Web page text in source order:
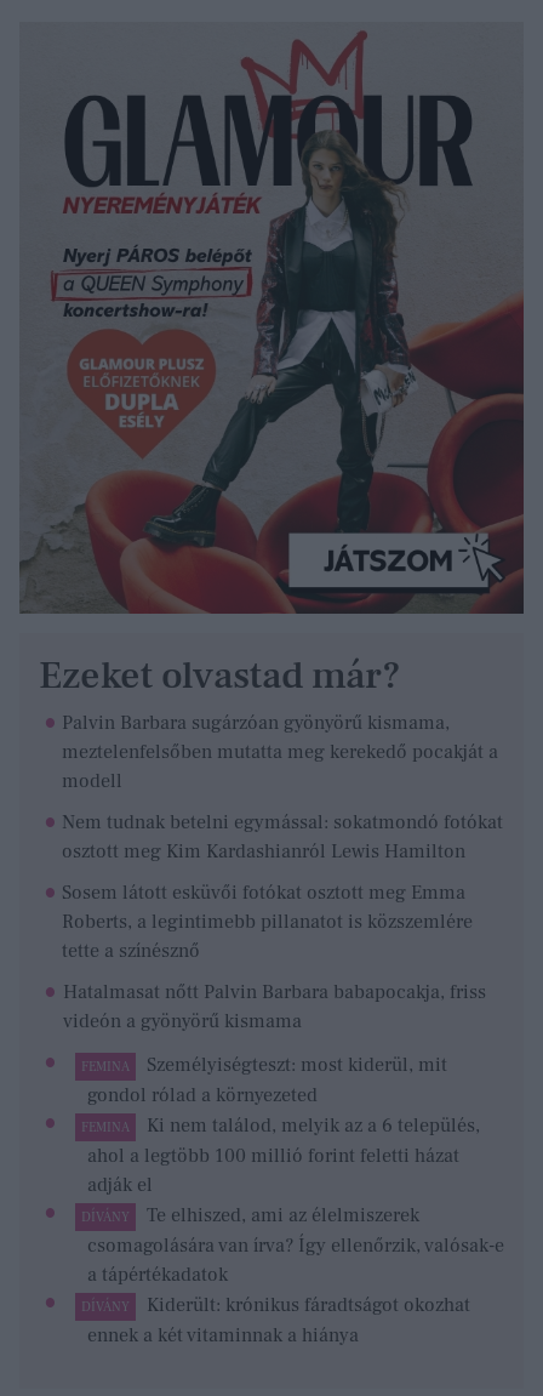
Ezeket olvastad már?
Palvin Barbara sugárzóan gyönyörű kismama,
meztelenfelsőben mutatta meg kerekedő pocakját a
modell
Nem tudnak betelni egymással: sokatmondó fotókat
osztott meg Kim Kardashianról Lewis Hamilton
Sosem látott esküvői fotókat osztott meg Emma
Roberts, a legintimebb pillanatot is közszemlére
tette a színésznő
Hatalmasat nőtt Palvin Barbara babapocakja, friss
videón a gyönyörű kismama
FEMINA
Személyiségteszt: most kiderül, mit
gondol rólad a környezeted
FEMINA
Ki nem találod, melyik az a 6 település,
ahol a legtöbb 100 millió forint feletti házat
adják el
DÍVÁNY
Te elhiszed, ami az élelmiszerek
csomagolására van írva? Így ellenőrzik, valósak-e
a tápértékadatok
DÍVÁNY
Kiderült: krónikus fáradtságot okozhat
ennek a két vitaminnak a hiánya